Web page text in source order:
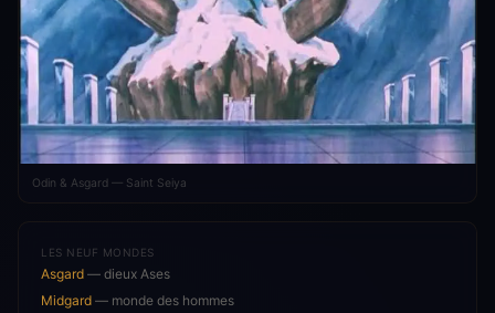
Odin & Asgard — Saint Seiya
LES NEUF MONDES
Asgard — dieux Ases
Midgard — monde des hommes